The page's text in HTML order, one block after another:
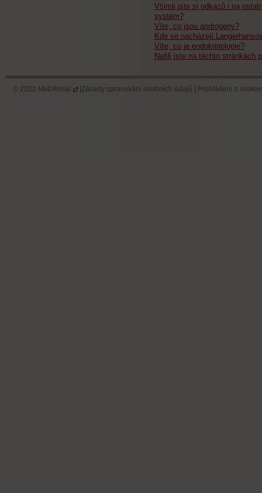
Všimli jste si odkazů i na
systém?
Víte, co jsou androgeny?
Kde se nacházejí
Víte, co je endokrinologie?
Našli jste na těchto stránkách
© 2022 MeDitorial | Zásady zpracování osobních údajů Prohlášení o